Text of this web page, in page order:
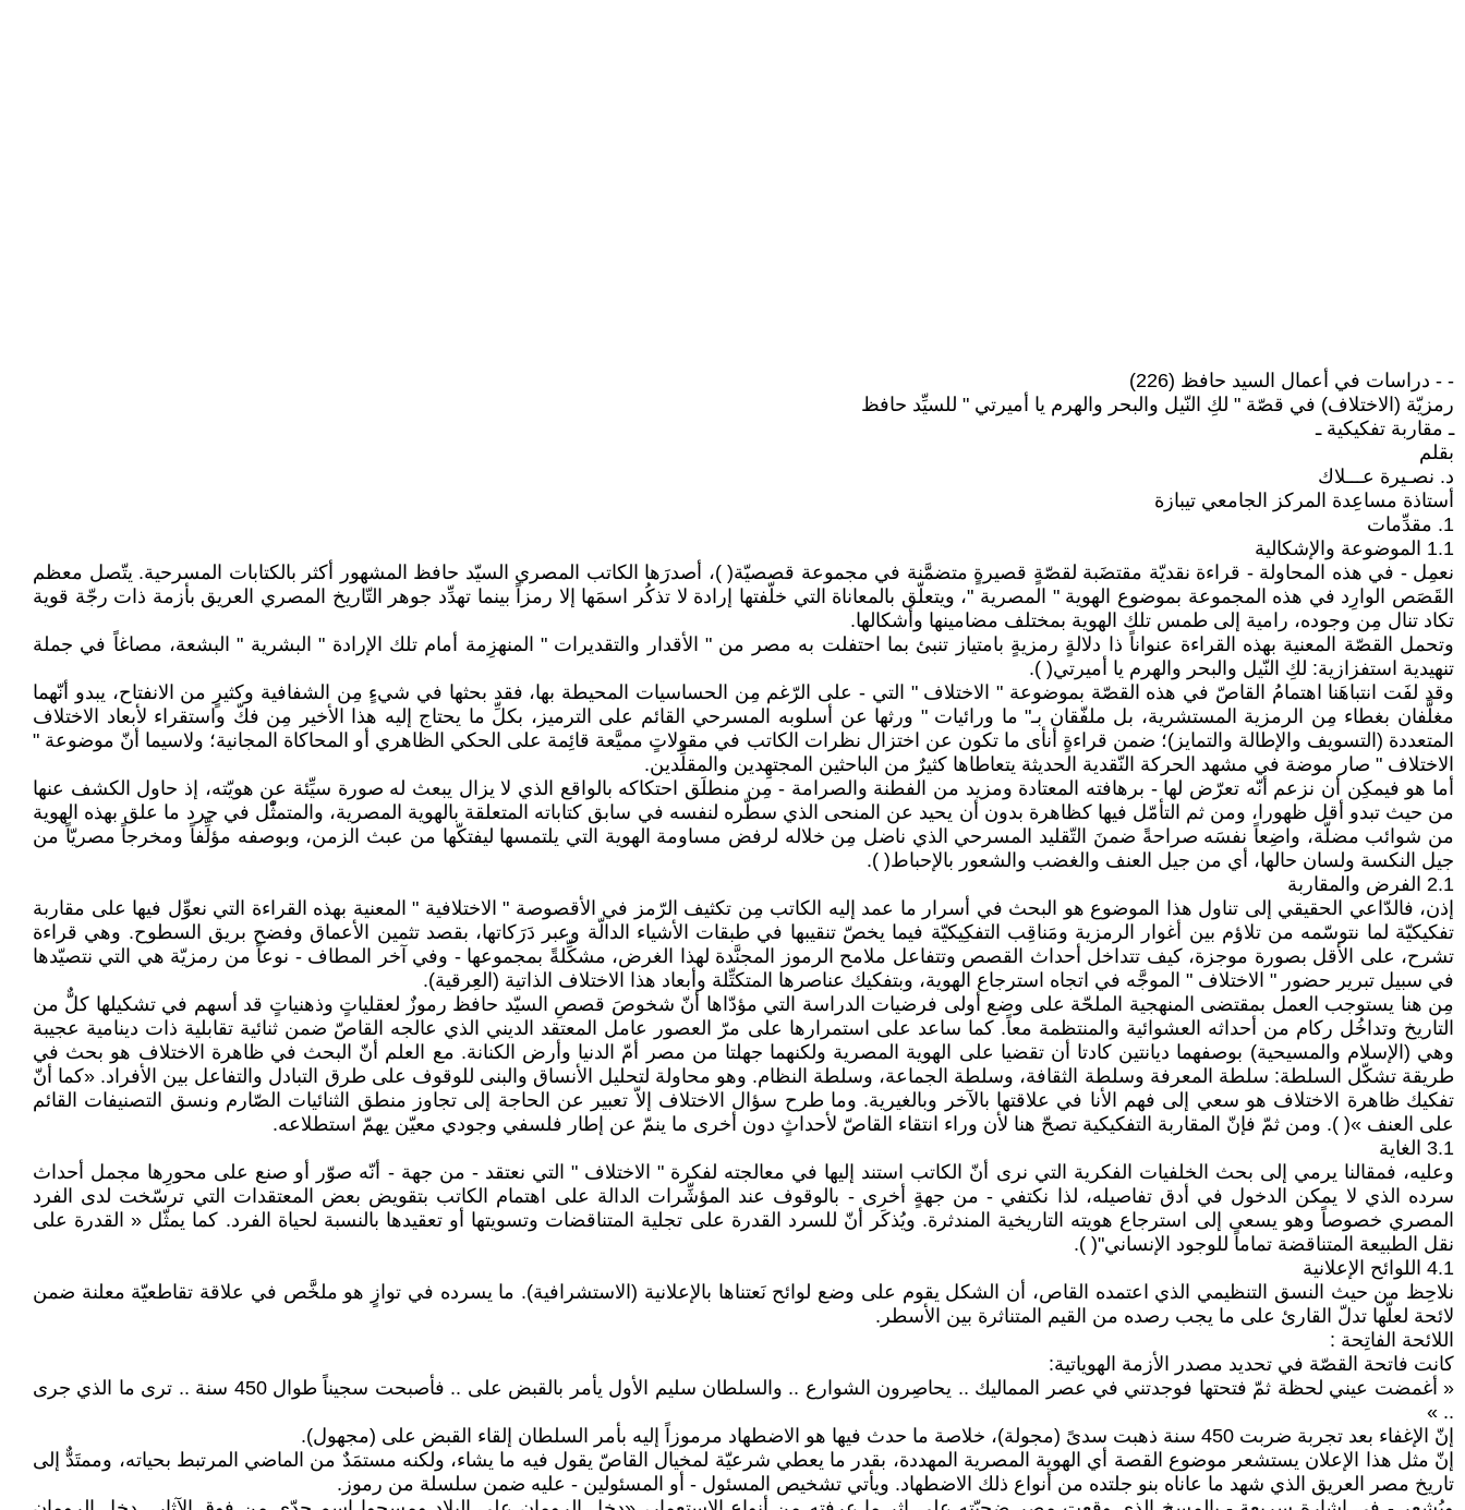
- - دراسات في أعمال السيد حافظ (226)
رمزيّة (الاختلاف) في قصّة " لكِ النّيل والبحر والهرم يا أميرتي " للسيِّد حافظ
ـ مقاربة تفكيكية ـ
بقلم
د. نصـيرة عـــلاك
أستاذة مساعِدة المركز الجامعي تيبازة
1. مقدِّمات
1.1 الموضوعة والإشكالية
نعمِل - في هذه المحاولة - قراءة نقديّة مقتضَبة لقصّةٍ قصيرةٍ متضمَّنة في مجموعة قصصيّة( )، أصدرَها الكاتب المصري السيّد حافظ المشهور أكثر بالكتابات المسرحية. يتّصل معظم
القَصَص الوارِد في هذه المجموعة بموضوع الهوية " المصرية "، ويتعلّق بالمعاناة التي خلّفتها إرادة لا تذكُر اسمَها إلا رمزاً بينما تهدِّد جوهر التّاريخ المصري العريق بأزمة ذات رجّة قوية
تكاد تنال مِن وجوده، رامية إلى طمس تلك الهوية بمختلف مضامينها وأشكالها.
وتحمل القصّة المعنية بهذه القراءة عنواناً ذا دلالةٍ رمزيةٍ بامتياز تنبئ بما احتفلت به مصر من " الأقدار والتقديرات " المنهزِمة أمام تلك الإرادة " البشرية " البشعة، مصاغاً في جملة
تنهيدية استفزازية: لكِ النّيل والبحر والهرم يا أميرتي( ).
وقد لفَت انتباهَنا اهتمامُ القاصّ في هذه القصّة بموضوعة " الاختلاف " التي - على الرّغم مِن الحساسيات المحيطة بها، فقد بحثها في شيءٍ مِن الشفافية وكثيرٍ من الانفتاح، يبدو أنّهما
مغلَّفان بغطاء مِن الرمزية المستشرية، بل ملفّقان بـ" ما ورائيات " ورثها عن أسلوبه المسرحي القائم على الترميز، بكلِّ ما يحتاج إليه هذا الأخير مِن فكّ واستقراء لأبعاد الاختلاف
المتعددة (التسويف والإطالة والتمايز)؛ ضمن قراءةٍ أنأى ما تكون عن اختزال نظرات الكاتب في مقولاتٍ مميَّعة قائِمة على الحكي الظاهري أو المحاكاة المجانية؛ ولاسيما أنّ موضوعة "
الاختلاف " صار موضة في مشهد الحركة النّقدية الحديثة يتعاطاها كثيرٌ من الباحثين المجتهِدين والمقلِّدين.
أما هو فيمكِن أن نزعم أنّه تعرّض لها - برهافته المعتادة ومزيد من الفطنة والصرامة - مِن منطلَق احتكاكه بالواقع الذي لا يزال يبعث له صورة سيِّئة عن هويّته، إذ حاول الكشف عنها
من حيث تبدو أقل ظهورا، ومن ثم التأمّل فيها كظاهرة بدون أن يحيد عن المنحى الذي سطّره لنفسه في سابق كتاباته المتعلقة بالهوية المصرية، والمتمثّْل في جرد ما علق بهذه الهوية
من شوائب مضلّة، واضِعاً نفسَه صراحةً ضمنَ التّقليد المسرحي الذي ناضل مِن خلاله لرفض مساومة الهوية التي يلتمسها ليفتكّها من عبث الزمن، وبوصفه مؤلِّفاً ومخرجاً مصريّاً من
جيل النكسة ولسان حالها، أي من جيل العنف والغضب والشعور بالإحباط( ).
2.1 الفرض والمقاربة
إذن، فالدّاعي الحقيقي إلى تناول هذا الموضوع هو البحث في أسرار ما عمد إليه الكاتب مِن تكثيف الرّمز في الأقصوصة " الاختلافية " المعنية بهذه القراءة التي نعوِّل فيها على مقاربة
تفكيكيّة لما نتوسّمه من تلاؤم بين أغوار الرمزية ومَناقِب التفكِيكيّة فيما يخصّ تنقيبها في طبقات الأشياء الدالّة وعبر دَرَكاتها، بقصد تثمين الأعماق وفضح بريق السطوح. وهي قراءة
تشرح، على الأقل بصورة موجزة، كيف تتداخل أحداث القصص وتتفاعل ملامح الرموز المجنَّدة لهذا الغرض، مشكِّلةً بمجموعها - وفي آخر المطاف - نوعاً من رمزيّة هي التي نتصيّدها
في سبيل تبرير حضور " الاختلاف " الموجَّه في اتجاه استرجاع الهوية، وبتفكيك عناصرها المتكتِّلة وأبعاد هذا الاختلاف الذاتية (العِرقية).
مِن هنا يستوجب العمل بمقتضى المنهجية الملحّة على وضع أولى فرضيات الدراسة التي مؤدّاها أنّ شخوصَ قصصِ السيّد حافظ رموزٌ لعقلياتٍ وذهنياتٍ قد أسهم في تشكيلها كلٌّ من
التاريخ وتداخُل ركام من أحداثه العشوائية والمنتظمة معاً. كما ساعد على استمرارها على مرّ العصور عامل المعتقد الديني الذي عالجه القاصّ ضمن ثنائية تقابلية ذات دينامية عجيبة
وهي (الإسلام والمسيحية) بوصفهما ديانتين كادتا أن تقضيا على الهوية المصرية ولكنهما جهلتا من مصر أمّ الدنيا وأرض الكنانة. مع العلم أنّ البحث في ظاهرة الاختلاف هو بحث في
طريقة تشكّل السلطة: سلطة المعرفة وسلطة الثقافة، وسلطة الجماعة، وسلطة النظام. وهو محاولة لتحليل الأنساق والبنى للوقوف على طرق التبادل والتفاعل بين الأفراد. «كما أنّ
تفكيك ظاهرة الاختلاف هو سعي إلى فهم الأنا في علاقتها بالآخر وبالغيرية. وما طرح سؤال الاختلاف إلاّ تعبير عن الحاجة إلى تجاوز منطق الثنائيات الصّارم ونسق التصنيفات القائم
على العنف »( ). ومن ثمّ فإنّ المقاربة التفكيكية تصحّ هنا لأن وراء انتقاء القاصّ لأحداثٍ دون أخرى ما ينمّ عن إطار فلسفي وجودي معيّن يهمّ استطلاعه.
3.1 الغاية
وعليه، فمقالنا يرمي إلى بحث الخلفيات الفكرية التي نرى أنّ الكاتب استند إليها في معالجته لفكرة " الاختلاف " التي نعتقد - من جهة - أنّه صوّر أو صنع على محورِها مجمل أحداث
سرده الذي لا يمكن الدخول في أدق تفاصيله، لذا نكتفي - من جهةٍ أخرى - بالوقوف عند المؤشِّرات الدالة على اهتمام الكاتب بتقويض بعض المعتقدات التي ترسّخت لدى الفرد
المصري خصوصاً وهو يسعى إلى استرجاع هويته التاريخية المندثرة. ويُذكَر أنّ للسرد القدرة على تجلية المتناقضات وتسويتها أو تعقيدها بالنسبة لحياة الفرد. كما يمثّل « القدرة على
نقل الطبيعة المتناقضة تماماً للوجود الإنساني"( ).
4.1 اللوائح الإعلانية
نلاحِظ من حيث النسق التنظيمي الذي اعتمده القاص، أن الشكل يقوم على وضع لوائح نَعتناها بالإعلانية (الاستشرافية). ما يسرده في توازٍ هو ملخَّص في علاقة تقاطعيّة معلنة ضمن
لائحة لعلّها تدلّ القارئ على ما يجب رصده من القيم المتناثرة بين الأسطر.
اللائحة الفاتِحة :
كانت فاتحة القصّة في تحديد مصدر الأزمة الهوياتية:
« أغمضت عيني لحظة ثمّ فتحتها فوجدتني في عصر المماليك .. يحاصِرون الشوارع .. والسلطان سليم الأول يأمر بالقبض على .. فأصبحت سجيناً طوال 450 سنة .. ترى ما الذي جرى
.. »
إنّ الإغفاء بعد تجربة ضربت 450 سنة ذهبت سدىً (مجولة)، خلاصة ما حدث فيها هو الاضطهاد مرموزاً إليه بأمر السلطان إلقاء القبض على (مجهول).
إنّ مثل هذا الإعلان يستشعر موضوع القصة أي الهوية المصرية المهددة، بقدر ما يعطي شرعيّة لمخيال القاصّ يقول فيه ما يشاء، ولكنه مستمَدٌ من الماضي المرتبط بحياته، وممتَدٌّ إلى
تاريخ مصر العريق الذي شهد ما عاناه بنو جلتده من أنواع ذلك الاضطهاد. ويأتي تشخيص المسئول - أو المسئولين - عليه ضمن سلسلة من رموز.